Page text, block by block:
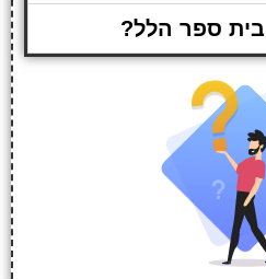
ספר הלל?